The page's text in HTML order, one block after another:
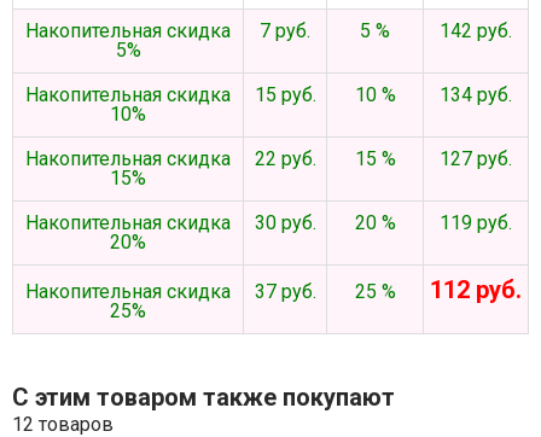
Накопительная скидка
5%
7 руб. 5 % 142 руб.
Накопительная скидка
10%
15 руб. 10 % 134 руб.
Накопительная скидка
15%
22 руб. 15 % 127 руб.
Накопительная скидка
20%
30 руб. 20 % 119 руб.
Накопительная скидка
25%
37 руб. 25 % 112 руб.
С этим товаром также покупают
12 товаров